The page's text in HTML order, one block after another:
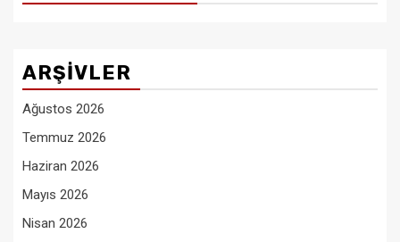
ARŞIVLER
Ağustos 2026
Temmuz 2026
Haziran 2026
Mayıs 2026
Nisan 2026